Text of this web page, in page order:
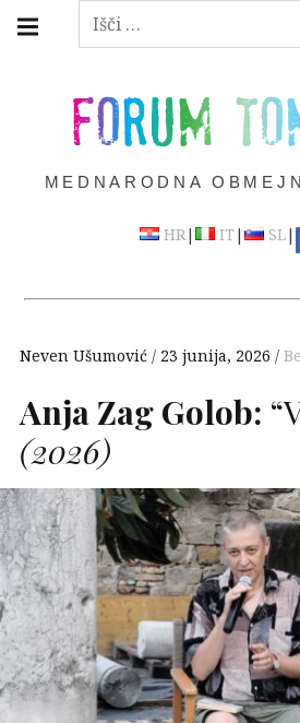
Išči:
Skip
FORUM
MEDNARODNA
HR| IT | SL|
navigation
Neven Ušumović 23 junija, 2026
Anja Zag Golob:
(2026)